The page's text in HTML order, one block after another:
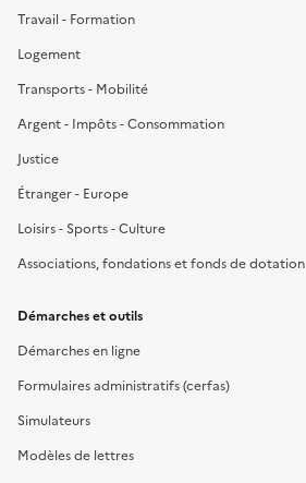
Travail - Formation
Logement
Transports - Mobilité
Argent - Impôts - Consommation
Justice
Étranger - Europe
Loisirs - Sports - Culture
Associations, fondations et fonds de dotation
Démarches et outils
Démarches en ligne
Formulaires administratifs (cerfas)
Simulateurs
Modèles de lettres